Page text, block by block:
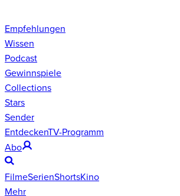
Empfehlungen
Wissen
Podcast
Gewinnspiele
Collections
Stars
Sender
EntdeckenTV-Programm
Abo
FilmeSerienShortsKino
Mehr